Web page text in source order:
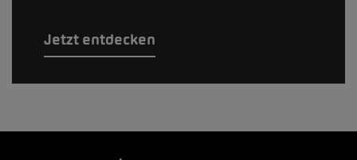
Jetzt entdecken